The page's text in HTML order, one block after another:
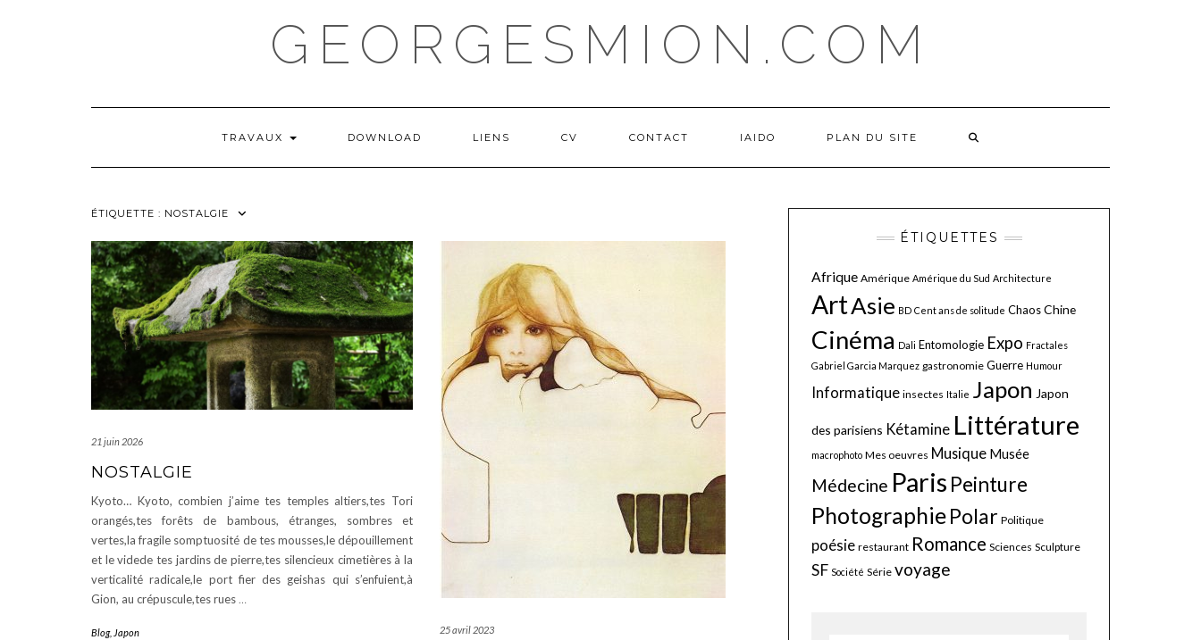
GEORGESMION.COM
TRAVAUX DOWNLOAD LIENS CV CONTACT IAIDO PLAN DU SITE
ÉTIQUETTE : NOSTALGIE
21 juin 2026
NOSTALGIE
Kyoto… Kyoto, combien j’aime tes temples altiers,tes Tori
orangés,tes forêts de bambous, étranges, sombres et
vertes,la fragile somptuosité de tes mousses,le dépouillement
et le videde tes jardins de pierre,tes silencieux cimetières à la
verticalité radicale,le port fier des geishas qui s’enfuient,à
Gion, au crépuscule,tes rues…
Blog, Japon 25 avril 2023
ÉTIQUETTES
Afrique Amérique Amérique du Sud Architecture
ArtAsie BD Cent ans de solitude ChaosChine
Cinéma Dali Entomologie Expo Fractales
Gabriel Garcia Marquez gastronomie Guerre Humour
Informatique insectes Italie Japon Japon
des parisiens Kétamine Littérature
macrophoto Mes oeuvres Musique Musée
Médecine Paris Peinture
PhotographiePolar Politique
poésie restaurant Romance Sciences Sculpture
SF Société Série voyage